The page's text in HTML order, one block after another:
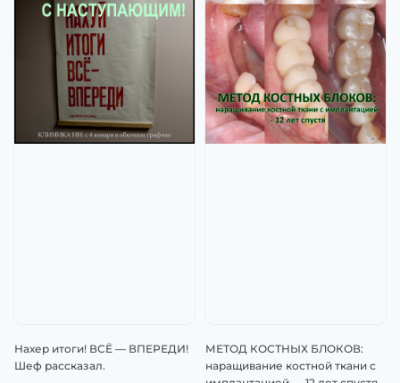
Нахер итоги! ВСЁ — ВПЕРЕДИ!
Шеф рассказал.
МЕТОД КОСТНЫХ БЛОКОВ:
наращивание костной ткани с